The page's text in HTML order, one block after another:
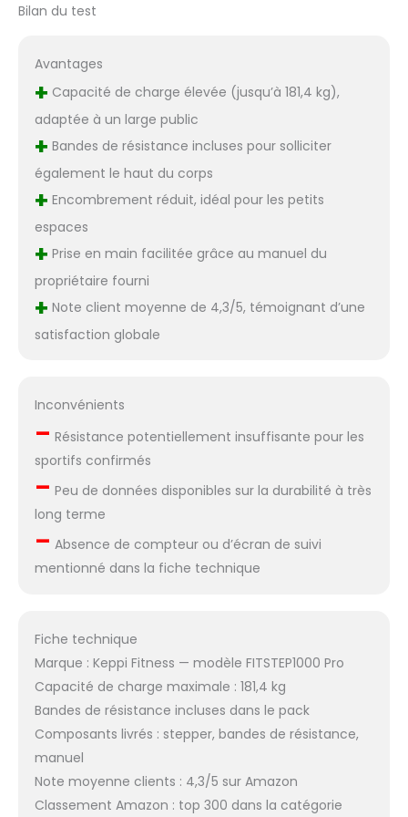
permet d'économiser
l'espace. Support
professionnel
équipe d'assistance
dédiée est disponible
ou préoccupations
N'hésitez pas à nous
contacter pour une
Bilan du test
Avantages
+ Capacité de charge élevée (jusqu’à 181,4 kg),
adaptée à un large public
+ Bandes de résistance incluses pour solliciter
également le haut du corps
+ Encombrement réduit, idéal pour les petits
espaces
+ Prise en main facilitée grâce au manuel du
propriétaire fourni
+ Note client moyenne de 4,3/5, témoignant d’une
satisfaction globale
Inconvénients
– Résistance potentiellement insuffisante pour les
sportifs confirmés
– Peu de données disponibles sur la durabilité à très
long terme
– Absence de compteur ou d’écran de suivi
mentionné dans la fiche technique
Fiche technique
Marque : Keppi Fitness — modèle FITSTEP1000 Pro
Capacité de charge maximale : 181,4 kg
Bandes de résistance incluses dans le pack
Composants livrés : stepper, bandes de résistance,
manuel
Note moyenne clients : 4,3/5 sur Amazon
Classement Amazon : top 300 dans la catégorie